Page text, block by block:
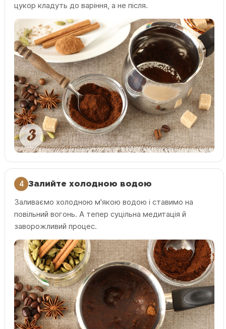
цукор кладуть до варіння, а не після.
4 Залийте холодною водою
Заливаємо холодною м'якою водою і ставимо на
повільний вогонь. А тепер суцільна медитація й
заворожливий процес.